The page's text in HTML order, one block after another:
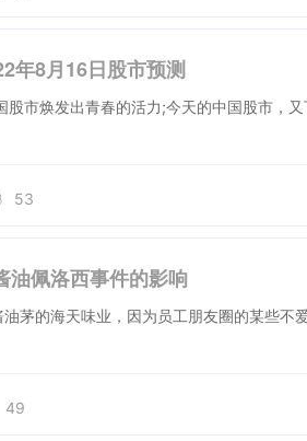
年8月16日股市预测
股市焕发出青春的活力;今天的中国股市，
53
油佩洛西事件的影响
茅的海天味业，因为员工朋友圈的某些不
49